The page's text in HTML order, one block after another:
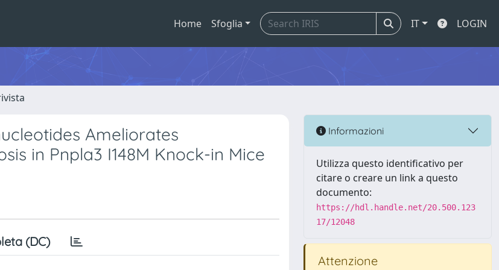
Home Sfoglia IT LOGIN
Ameliorates
in Pnpla3 I148M Knock-in Mice
(DC)
Informazioni
Utilizza questo identificativo per
citare o creare un link a questo
documento:
https://hdl.handle.net/20.500.123
17/12048
Attenzione